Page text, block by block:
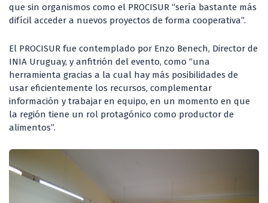
que sin organismos como el PROCISUR “sería bastante más
difícil acceder a nuevos proyectos de forma cooperativa”.
El PROCISUR fue contemplado por Enzo Benech, Director de
INIA Uruguay, y anfitrión del evento, como “una
herramienta gracias a la cual hay más posibilidades de
usar eficientemente los recursos, complementar
información y trabajar en equipo, en un momento en que
la región tiene un rol protagónico como productor de
alimentos”.